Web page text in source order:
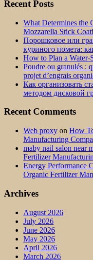
Recent Posts
What Determines the
Mozzarella Stick
Порошковое или
куриного помета:
How to Plan a
Poudre ou granulés :
projet d’engrais
Как организовать
методом дисковой
Recent Comments
Web proxy on How
Manufacturing
maby nail salon near
Fertilizer
Energy Performance
Organic Fertilizer
Archives
August 2026
July 2026
June 2026
May 2026
April 2026
March 2026